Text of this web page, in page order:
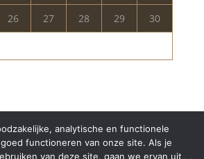
26 27 28 29 30
analytische en functionele
functioneren van onze site. Als je
van deze site, gaan we ervan uit